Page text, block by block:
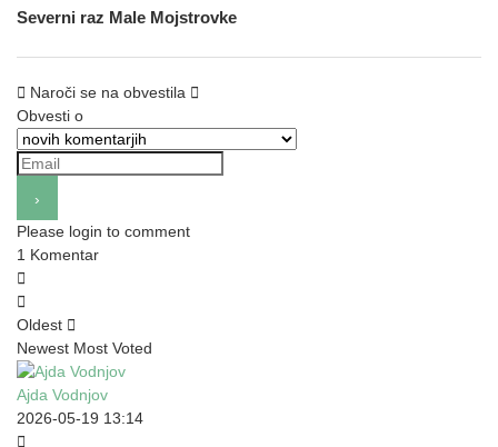
Severni raz Male Mojstrovke
Naroči se na obvestila
Obvesti o
Please login to comment
1 Komentar
Oldest
Newest Most Voted
Ajda Vodnjov
2026-05-19 13:14